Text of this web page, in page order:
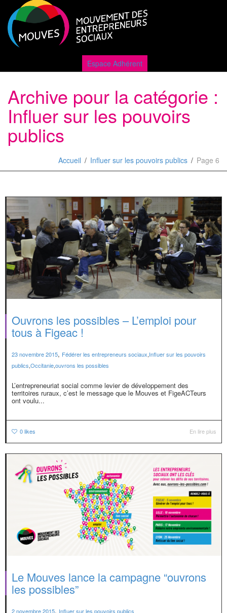
Espace Adhérent
Archive pour la catégorie :
Influer sur les pouvoirs
publics
Accueil Influer sur les pouvoirs publics Page 6
Ouvrons les possibles – L’emploi pour
tous à Figeac !
23 novembre 2015, Fédérer les entrepreneurs sociaux,Influer sur les pouvoirs
publics,Occitanie,ouvrons les possibles
L’entrepreneuriat social comme levier de développement des
territoires ruraux, c’est le message que le Mouves et FigeACTeurs
ont voulu...
0likes En lire plus
Le Mouves lance la campagne “ouvrons
les possibles”
2 novembre 2015, Influer sur les pouvoirs publics